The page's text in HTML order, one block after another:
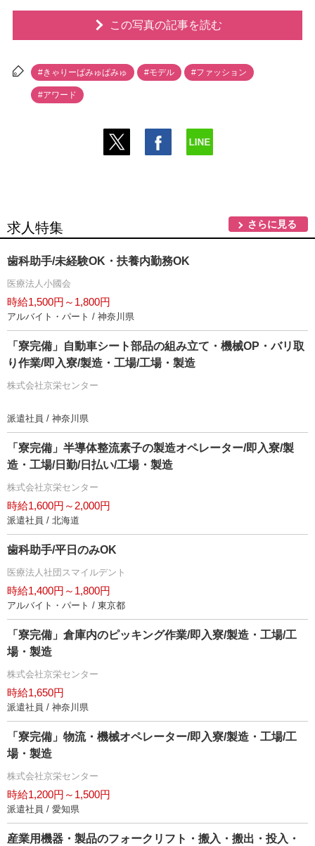
この写真の記事を読む
#きゃりーぱみゅぱみゅ #モデル #ファッション
#アワード
求人特集 さらに見る
歯科助手/未経験OK・扶養内勤務OK
医療法人小國会
時給1,500円～1,800円
アルバイト・パート / 神奈川県
「寮完備」自動車シート部品の組み立て・機械OP・バリ取
り作業/即入寮/製造・工場/工場・製造
株式会社京栄センター
派遣社員 / 神奈川県
「寮完備」半導体整流素子の製造オペレーター/即入寮/製
造・工場/日勤/日払い/工場・製造
株式会社京栄センター
時給1,600円～2,000円
派遣社員 / 北海道
歯科助手/平日のみOK
医療法人社団スマイルデント
時給1,400円～1,800円
アルバイト・パート / 東京都
「寮完備」倉庫内のピッキング作業/即入寮/製造・工場/工
場・製造
株式会社京栄センター
時給1,650円
派遣社員 / 神奈川県
「寮完備」物流・機械オペレーター/即入寮/製造・工場/工
場・製造
株式会社京栄センター
時給1,200円～1,500円
派遣社員 / 愛知県
産業用機器・製品のフォークリフト・搬入・搬出・投入・